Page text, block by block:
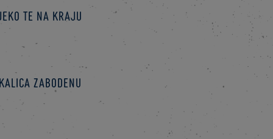
te na kraju
zabodenu